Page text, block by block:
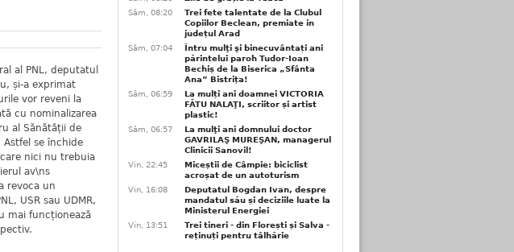
al PNL, deputatul
și-a exprimat
vor reveni la
cu nominalizarea
al Sănătății de
Astfel se închide
nici nu trebuia
av\ns
revoca un
USR sau UDMR,
mai funcționează
Sâm, 08:20
Trei fete talentate de la Clubul
Copiilor Beclean, premiate in
județul Arad
Sâm, 07:04
Întru mulţi şi binecuvântați ani
părintelui paroh Tudor-Ioan
Bechiș de la Biserica „Sfânta
Ana” Bistrița!
Sâm, 06:59
La mulți ani doamnei VICTORIA
FĂTU NALAŢI, scriitor și artist
plastic!
Sâm, 06:57
La mulţi ani domnului doctor
GAVRILAŞ MUREŞAN, managerul
Clinicii Sanovil!
Vin, 22:45
Miceștii de Câmpie: biciclist
acroșat de un autoturism
Vin, 16:08
Deputatul Bogdan Ivan, despre
mandatul său și deciziile luate la
Ministerul Energiei
Vin, 13:51
Trei tineri - din Florești și Salva -
reținuți pentru tâlhărie